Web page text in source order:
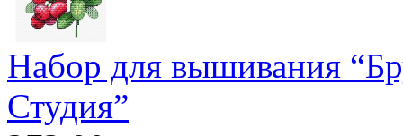
Набор для вышивания
Студия”